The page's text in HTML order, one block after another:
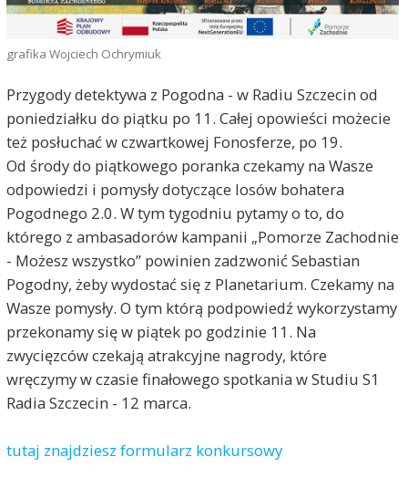
grafika Wojciech Ochrymiuk
Przygody detektywa z Pogodna - w Radiu Szczecin od
poniedziałku do piątku po 11. Całej opowieści możecie
też posłuchać w czwartkowej Fonosferze, po 19.
Od środy do piątkowego poranka czekamy na Wasze
odpowiedzi i pomysły dotyczące losów bohatera
Pogodnego 2.0. W tym tygodniu pytamy o to, do
którego z ambasadorów kampanii „Pomorze Zachodnie
- Możesz wszystko” powinien zadzwonić Sebastian
Pogodny, żeby wydostać się z Planetarium. Czekamy na
Wasze pomysły. O tym którą podpowiedź wykorzystamy
przekonamy się w piątek po godzinie 11. Na
zwycięzców czekają atrakcyjne nagrody, które
wręczymy w czasie finałowego spotkania w Studiu S1
Radia Szczecin - 12 marca.
tutaj znajdziesz formularz konkursowy